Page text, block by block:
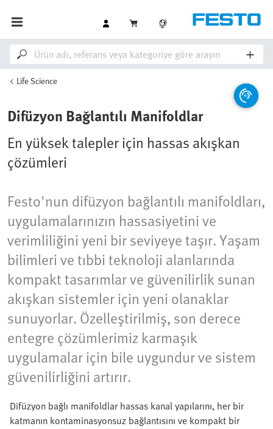
Life Science
Difüzyon Bağlantılı Manifoldlar
En yüksek talepler için hassas akışkan
çözümleri
Festo'nun difüzyon bağlantılı manifoldları,
uygulamalarınızın hassasiyetini ve
verimliliğini yeni bir seviyeye taşır. Yaşam
bilimleri ve tıbbi teknoloji alanlarında
kompakt tasarımlar ve güvenilirlik sunan
akışkan sistemler için yeni olanaklar
sunuyorlar. Özelleştirilmiş, son derece
entegre çözümlerimiz karmaşık
uygulamalar için bile uygundur ve sistem
güvenilirliğini artırır.
Difüzyon bağlı manifoldlar hassas kanal yapılarını, her bir
katmanın kontaminasyonsuz bağlantısını ve kompakt bir